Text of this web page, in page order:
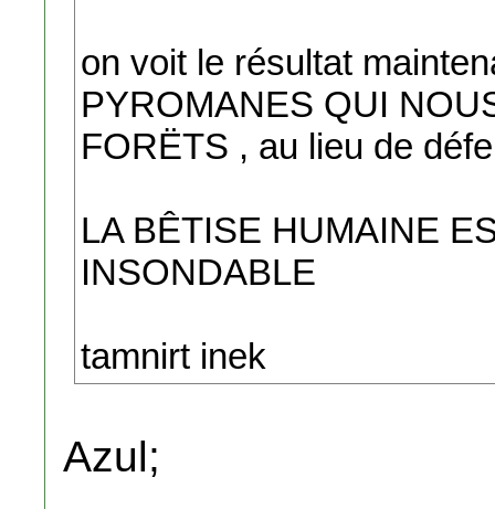
on voit le résultat
PYROMANES QUI
FORËTS , au lieu de
LA BÊTISE HUMAINE
INSONDABLE
tamnirt inek
Azul;